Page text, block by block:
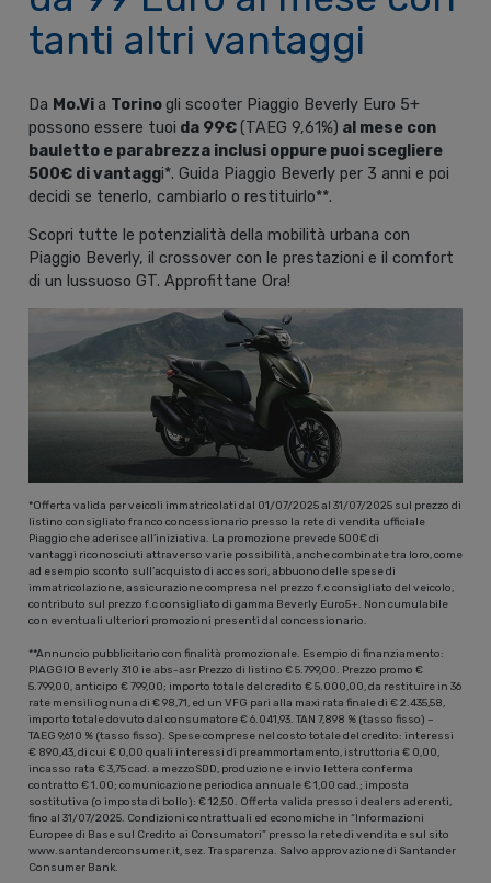
tanti altri vantaggi
Da Mo.Vi a Torinogli scooter Piaggio Beverly Euro 5+
possono essere tuoi da 99€(TAEG 9,61%) al mese con
bauletto e parabrezza inclusi oppure puoi scegliere
500€ di vantaggi*. Guida Piaggio Beverly per 3 anni e poi
decidi se tenerlo, cambiarlo o restituirlo**.
Scopri tutte le potenzialità della mobilità urbana con
Piaggio Beverly, il crossover con le prestazioni e il comfort
di un lussuoso GT. Approfittane Ora!
*Offerta valida per veicoli immatricolati dal 01/07/2025 al 31/07/2025 sul prezzo di
listino consigliato franco concessionario presso la rete di vendita ufficiale
Piaggio che aderisce all’iniziativa. La promozione prevede 500€ di
vantaggi riconosciuti attraverso varie possibilità, anche combinate tra loro, come
ad esempio sconto sull’acquisto di accessori, abbuono delle spese di
immatricolazione, assicurazione compresa nel prezzo f.c consigliato del veicolo,
contributo sul prezzo f.c consigliato di gamma Beverly Euro5+. Non cumulabile
con eventuali ulteriori promozioni presenti dal concessionario.
**Annuncio pubblicitario con finalità promozionale. Esempio di finanziamento:
PIAGGIO Beverly 310 ie abs-asr Prezzo di listino € 5.799,00. Prezzo promo €
5.799,00, anticipo € 799,00; importo totale del credito € 5.000,00, da restituire in 36
rate mensili ognuna di € 98,71, ed un VFG pari alla maxi rata finale di € 2.435,58,
importo totale dovuto dal consumatore € 6.041,93. TAN 7,898 % (tasso fisso) –
TAEG 9,610 % (tasso fisso). Spese comprese nel costo totale del credito: interessi
€ 890,43, di cui € 0,00 quali interessi di preammortamento, istruttoria € 0,00,
incasso rata € 3,75 cad. a mezzoSDD, produzione e invio lettera conferma
contratto € 1.00; comunicazione periodica annuale € 1,00 cad.; imposta
sostitutiva (o imposta di bollo): € 12,50. Offerta valida presso i dealers aderenti,
fino al 31/07/2025. Condizioni contrattuali ed economiche in “Informazioni
Europee di Base sul Credito ai Consumatori” presso la rete di vendita e sul sito
www.santanderconsumer.it, sez. Trasparenza. Salvo approvazione di Santander
Consumer Bank.